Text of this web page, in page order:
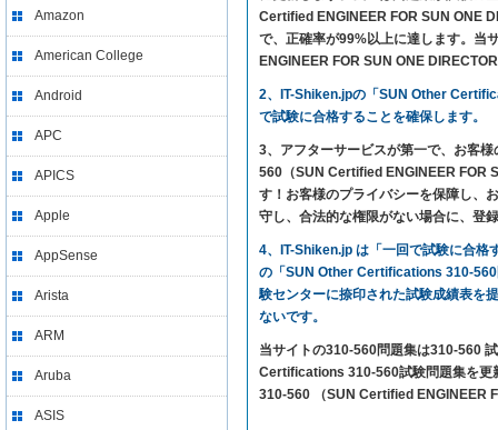
Amazon
American College
Android
APC
APICS
Apple
AppSense
Arista
ARM
Aruba
ASIS
Certified ENGINEER FOR SUN ONE
で、正確率が99%以上に達します。
ENGINEER FOR SUN ONE
2、IT-Shiken.jpの「SUN Other
で試験に合格することを確保します。
3、アフターサービスが第一で、お客
560（SUN Certified ENGINEER FOR
す！お客様のプライバシーを保障し、
守し、合法的な権限がない場合に、登
4、IT-Shiken.jp は「一回で試験に合格
の「SUN Other Certifications 310-560
験センターに捺印された試験成績表を
ないです。
当サイトの310-560問題集は310-560
Certifications 310-560試験問題集を更
310-560 （SUN Certified ENGINEER